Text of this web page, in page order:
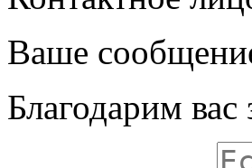
Ваше
Благодарим